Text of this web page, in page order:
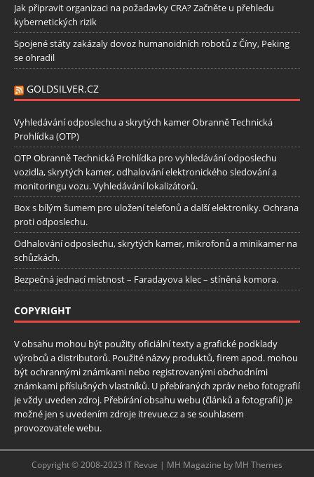
Jak připravit organizaci na požadavky CRA? Začněte u přehledu
kybernetických rizik
Spojené státy zakázaly dovoz humanoidních robotů z Číny, Peking
se ohradil
GOLDSILVER.CZ
Vyhledávání odposlechu a skrytých kamer Obranně Technická
Prohlídka (OTP)
OTP Obranně Technická Prohlídka pro vyhledávání odposlechu
vozidla, skrytých kamer, odhalování elektronického sledování a
monitoringu vozu. Vyhledávání lokalizátorů.
Box s bílým šumem pro uložení telefonů a další elektroniky. Ochrana
proti odposlechu.
Odhalování odposlechu, skrytých kamer, mikrofonů a minikamer na
schůzkách.
Bezpečná jednací místnost – Faradayova klec – stíněná komora.
COPYRIGHT
V obsahu mohou být použity oficiální texty a grafické podklady
výrobců a distributorů. Použité názvy produktů, firem apod. mohou
být ochrannými známkami nebo registrovanými obchodními
známkami příslušných vlastníků. U přebíraných zpráv nebo fotografií
je vždy uveden zdroj. Přebírání obsahu webu (článků a fotografií) je
možné jen s uvedením zdroje itrevue.cz a se souhlasem
provozovatele webu.
Copyright © 2008-2023 IT Revue | MH Magazine by MH Themes